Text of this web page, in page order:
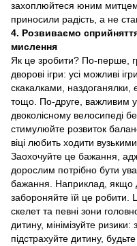
захоплюйтеся юним
приносили радість, а не
4. Розвиваємо
мислення
Як це зробити? По-перше,
дворові ігри: усі можливі
скакалками, наздоганялки,
тощо. По-друге, важливим
двоколісному велосипеді
стимулюйте розвиток
віці любить ходити
Заохочуйте це бажання,
дорослим потрібно бути
бажання. Наприклад, якщо
забороняйте їй це робити.
скелет та певні зони
дитину, мінімізуйте
підстрахуйте дитину,